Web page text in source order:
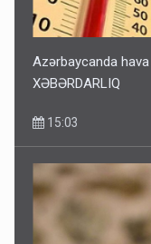
Azərbaycanda
XƏBƏRDARLIQ
15:03